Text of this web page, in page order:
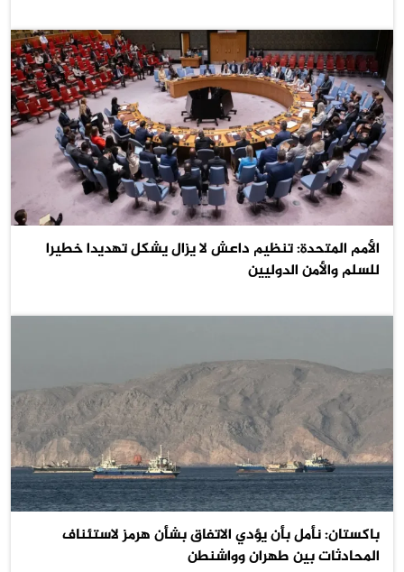
الأمم المتحدة: تنظيم داعش لا يزال يشكل تهديدا خطيرا
للسلم والأمن الدوليين
باكستان: نأمل بأن يؤدي الاتفاق بشأن هرمز لاستئناف
المحادثات بين طهران وواشنطن